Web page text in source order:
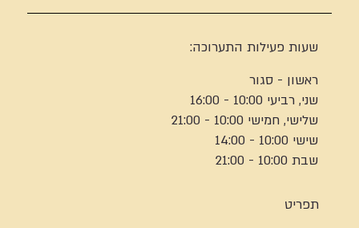
שעות פעילות התערוכה:
ראשון - סגור
שני, רביעי 10:00 - 16:00
שלישי, חמישי 10:00 - 21:00
שישי 10:00 - 14:00
שבת 10:00 - 21:00
תפריט